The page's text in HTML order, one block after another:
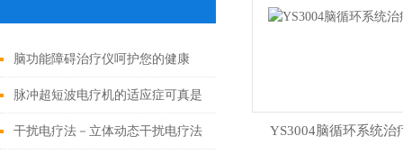
脑功能障碍治疗仪呵护您的健康
脉冲超短波电疗机的适应症可真是
不少
干扰电疗法－立体动态干扰电疗法 YS3004脑循环系统治